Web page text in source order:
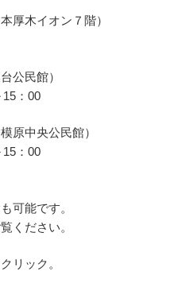
厚木イオン７階）
公民館）
：00
原中央公民館）
：00
可能です。
ください。
リック。